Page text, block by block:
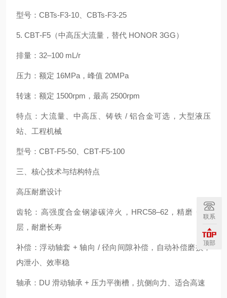
型号：CBTs‑F3‑10、CBTs‑F3‑25
5. CBT‑F5（中高压大流量，替代 HONOR 3GG）
排量：32–100 mL/r
压力：额定 16MPa，峰值 20MPa
转速：额定 1500rpm，最高 2500rpm
特点：大流量、中高压、铸铁 / 铝合金可选，大型液压
站、工程机械
型号：CBT‑F5‑50、CBT‑F5‑100
三、核心技术与结构特点
高压耐磨设计
齿轮：高强度合金钢渗碳淬火，HRC58–62，精磨 + 涂
层，耐磨长寿
补偿：浮动轴套 + 轴向 / 径向间隙补偿，自动补偿磨损，
内泄小、效率稳
轴承：DU 滑动轴承 + 压力平衡槽，抗侧向力、适合高速
联系
顶部